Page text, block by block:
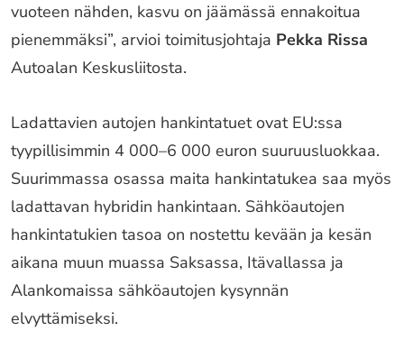
vuoteen nähden, kasvu on jäämässä ennakoitua
pienemmäksi”, arvioi toimitusjohtaja Pekka Rissa
Autoalan Keskusliitosta.
Ladattavien autojen hankintatuet ovat EU:ssa
tyypillisimmin 4 000–6 000 euron suuruusluokkaa.
Suurimmassa osassa maita hankintatukea saa myös
ladattavan hybridin hankintaan. Sähköautojen
hankintatukien tasoa on nostettu kevään ja kesän
aikana muun muassa Saksassa, Itävallassa ja
Alankomaissa sähköautojen kysynnän
elvyttämiseksi.